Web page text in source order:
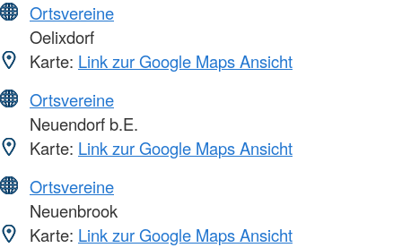
Ortsvereine
Oelixdorf
Karte: Link zur Google Maps Ansicht
Ortsvereine
Neuendorf b.E.
Karte: Link zur Google Maps Ansicht
Ortsvereine
Neuenbrook
Karte: Link zur Google Maps Ansicht